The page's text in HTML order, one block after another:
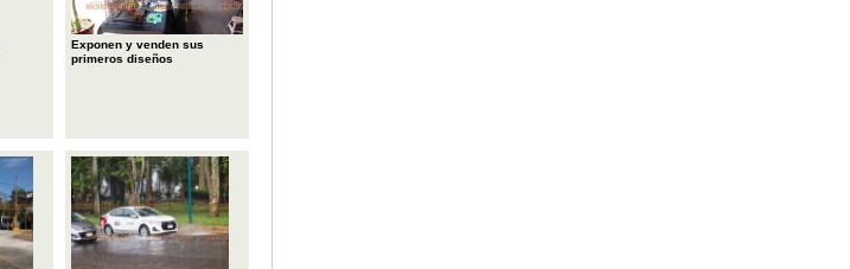
Exponen y venden sus
primeros diseños